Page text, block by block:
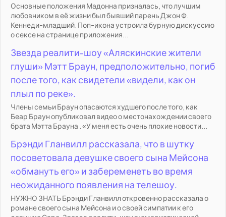
Основные положения Мадонна призналась, что лучшим
любовником в её жизни был бывший парень Джон Ф.
Кеннеди-младший. Поп-икона устроила бурную дискуссию
о сексе на странице приложения...
Звезда реалити-шоу «Аляскинские жители
глуши» Мэтт Браун, предположительно, погиб
после того, как свидетели «видели, как он
плыл по реке».
Члены семьи Браун опасаются худшего после того, как
Беар Браун опубликовал видео о местонахождении своего
брата Мэтта Брауна . «У меня есть очень плохие новости...
Брэнди Гланвилл рассказала, что в шутку
посоветовала девушке своего сына Мейсона
«обмануть его» и забеременеть во время
неожиданного появления на телешоу.
НУЖНО ЗНАТЬ Брэнди Гланвилл откровенно рассказала о
романе своего сына Мейсона и о своей симпатии к его